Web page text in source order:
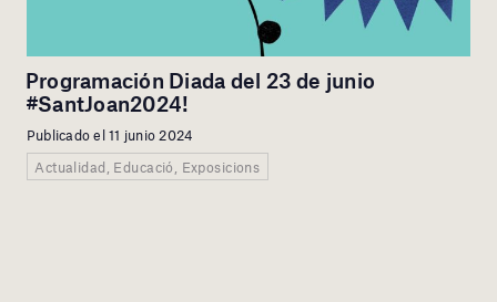
Programación Diada del 23 de junio
#SantJoan2024!
Publicado el 11 junio 2024
Actualidad, Educació, Exposicions